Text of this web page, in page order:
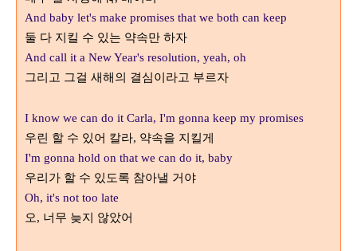
And baby let's make promises that we both can keep
둘 다 지킬 수 있는 약속만 하자
And call it a New Year's resolution, yeah, oh
그리고 그걸 새해의 결심이라고 부르자
I know we can do it Carla, I'm gonna keep my promises
우린 할 수 있어 칼라, 약속을 지킬게
I'm gonna hold on that we can do it, baby
우리가 할 수 있도록 참아낼 거야
Oh, it's not too late
오, 너무 늦지 않았어